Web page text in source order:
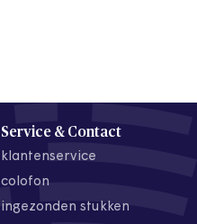
Service & Contact
klantenservice
colofon
ingezonden stukken